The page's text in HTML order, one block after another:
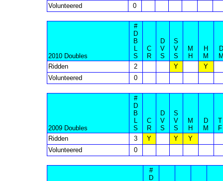
Volunteered
0
2010 Doubles
#
D
B
L
S
C
R
D
V
S
S
V
S
M
H
H
M
D
Ridden
2 Y
Y
Volunteered
0
2009 Doubles
#
D
B
L
S
C
R
D
V
S
S
V
S
M
H
D
M
T
F
Ridden
3 Y Y
Y
Volunteered
0
#
D